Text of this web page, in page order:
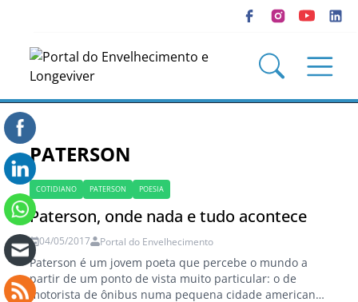
PATERSON
COTIDIANO PATERSON POESIA
Paterson, onde nada e tudo acontece
04/05/2017 Portal do Envelhecimento
Paterson é um jovem poeta que percebe o mundo a
partir de um ponto de vista muito particular: o de
motorista de ônibus numa pequena cidade americana